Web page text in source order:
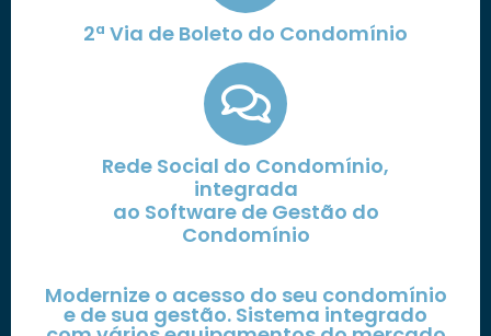
2ª Via de Boleto do Condomínio
Rede Social do Condomínio,
integrada
ao Software de Gestão do
Condomínio
Modernize o acesso do seu condomínio
e de sua gestão. Sistema integrado